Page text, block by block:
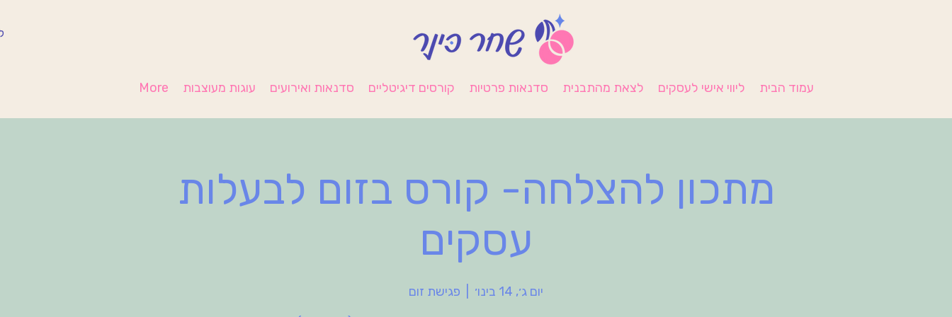
עמוד הבית ליווי אישי לעסקים לצאת מהתבנית סדנאות פרטיות קורסים דיגיטליים סדנאות ואירועים עוגות מעוצבות More
מתכון להצלחה- קורס בזום לבעלות
עסקים
יום ג׳, 14 בינו׳ פגישת זום